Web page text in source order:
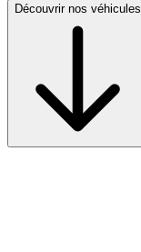
Découvrir nos véhicules